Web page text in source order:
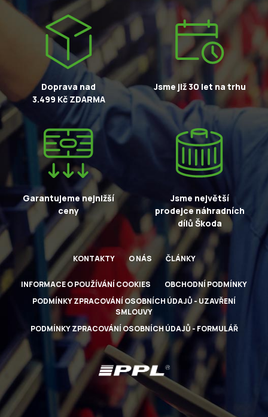
Doprava nad
3.499 Kč ZDARMA
Jsme již 30 let na trhu
Garantujeme nejnižší
ceny
Jsme největší
prodejce náhradních
dílů Škoda
KONTAKTY O NÁS ČLÁNKY
INFORMACE O POUŽÍVÁNÍ COOKIES
OBCHODNÍ PODMÍNKY
PODMÍNKY ZPRACOVÁNÍ OSOBNÍCH ÚDAJŮ - UZAVŘENÍ
SMLOUVY
PODMÍNKY ZPRACOVÁNÍ OSOBNÍCH ÚDAJŮ - FORMULÁŘ